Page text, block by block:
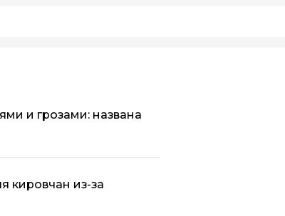
и грозами: названа
кировчан из-за